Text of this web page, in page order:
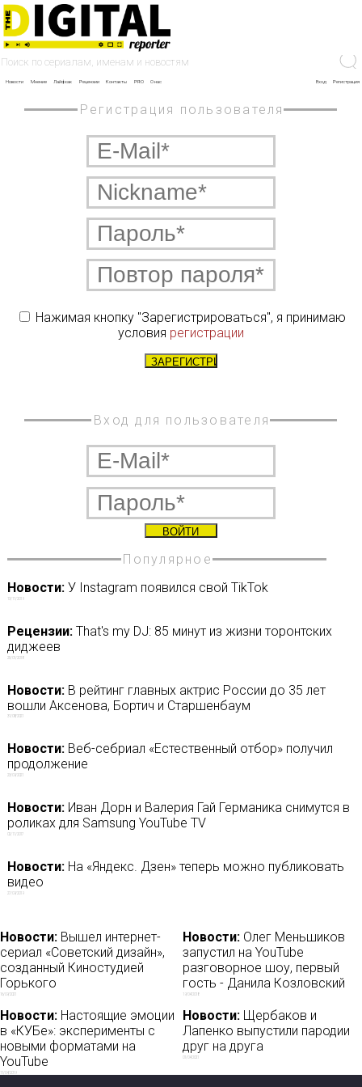
Новости Мнение Лайфхак Рецензии Контакты PRO О нас Вход Регистрация
Регистрация пользователя
Нажимая кнопку "Зарегистрироваться", я принимаю
условия регистрации
Вход для пользователя
Популярное
Новости:У Instagram появился свой TikTok
13/11/2019
Рецензии:That's my DJ: 85 минут из жизни торонтских
диджеев
25/01/2018
Новости:В рейтинг главных актрис России до 35 лет
вошли Аксенова, Бортич и Старшенбаум
31/08/2021
Новости:Веб-себриал «Естественный отбор» получил
продолжение
23/09/2021
Новости:Иван Дорн и Валерия Гай Германика снимутся в
роликах для Samsung YouTube TV
02/11/2017
Новости:На «Яндекс. Дзен» теперь можно публиковать
видео
27/09/2019
Новости: Вышел интернет-
сериал «Советский дизайн»,
созданный Киностудией
Горького
16/09/2021
Новости: Олег Меньшиков
запустил на YouTube
разговорное шоу, первый
гость - Данила Козловский
19/04/2018
Новости: Настоящие эмоции
в «КУБе»: эксперименты с
новыми форматами на
YouTube
11/04/2019
Новости: Щербаков и
Лапенко выпустили пародии
друг на друга
01/04/2021